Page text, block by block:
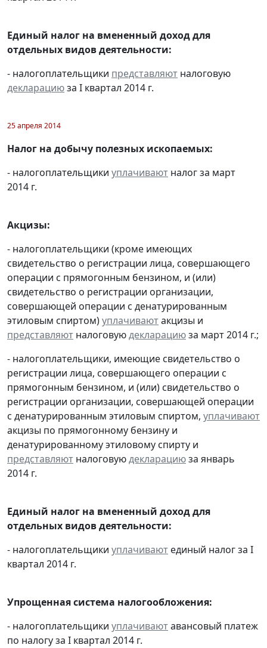
Единый налог на вмененный доход для
отдельных видов деятельности:
- налогоплательщики представляют налоговую
декларациюза I квартал 2014 г.
25 апреля 2014
Налог на добычу полезных ископаемых:
- налогоплательщики уплачивают налог за март
2014 г.
Акцизы:
- налогоплательщики (кроме имеющих
свидетельство о регистрации лица, совершающего
операции с прямогонным бензином, и (или)
свидетельство о регистрации организации,
совершающей операции с денатурированным
этиловым спиртом)уплачиваютакцизы и
представляют налоговуюдекларациюза март 2014 г.;
- налогоплательщики, имеющие свидетельство о
регистрации лица, совершающего операции с
прямогонным бензином, и (или) свидетельство о
регистрации организации, совершающей операции
с денатурированным этиловым спиртом, уплачивают
акцизы по прямогонному бензину и
денатурированному этиловому спирту и
представляют налоговуюдекларациюза январь
2014 г.
Единый налог на вмененный доход для
отдельных видов деятельности:
- налогоплательщики уплачивают единый налог за I
квартал 2014 г.
Упрощенная система налогообложения:
- налогоплательщики уплачиваютавансовый платеж
по налогу за I квартал 2014 г.